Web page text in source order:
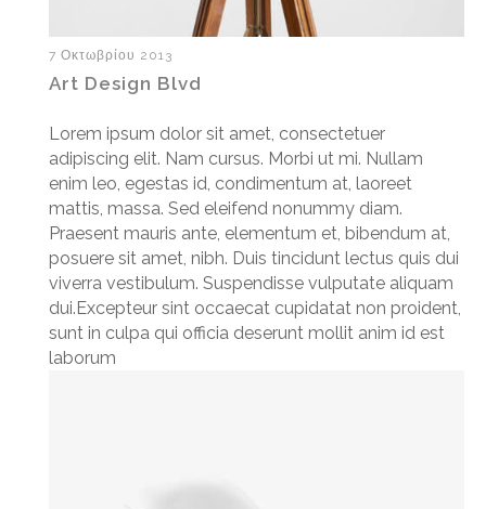
7 Οκτωβρίου 2013
Art Design Blvd
Lorem ipsum dolor sit amet, consectetuer
adipiscing elit. Nam cursus. Morbi ut mi. Nullam
enim leo, egestas id, condimentum at, laoreet
mattis, massa. Sed eleifend nonummy diam.
Praesent mauris ante, elementum et, bibendum at,
posuere sit amet, nibh. Duis tincidunt lectus quis dui
viverra vestibulum. Suspendisse vulputate aliquam
dui.Excepteur sint occaecat cupidatat non proident,
sunt in culpa qui officia deserunt mollit anim id est
laborum